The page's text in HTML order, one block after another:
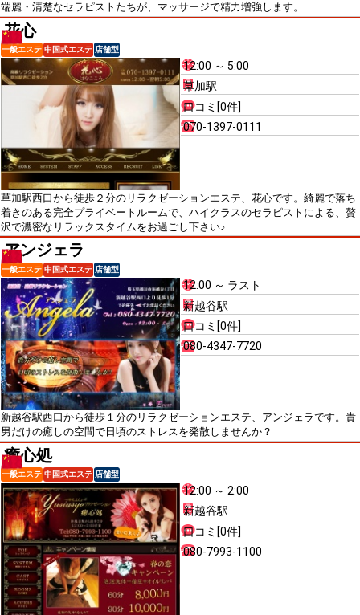
端麗・清楚なセラピストたちが、マッサージで精力増強します。
花心
一般エステ 中国式エステ 店舗型
12:00 ～ 5:00
草加駅
口コミ[0件]
070-1397-0111
草加駅西口から徒歩２分のリラクゼーションエステ、花心です。綺麗で落ち
着きのある完全プライベートルームで、ハイクラスのセラピストによる、贅
沢で濃密なリラックスタイムをお過ごし下さい♪
アンジェラ
一般エステ 中国式エステ 店舗型
12:00 ～ ラスト
新越谷駅
口コミ[0件]
080-4347-7720
新越谷駅西口から徒歩１分のリラクゼーションエステ、アンジェラです。貴
男だけの癒しの空間で日頃のストレスを発散しませんか？
癒心処
一般エステ 中国式エステ 店舗型
12:00 ～ 2:00
新越谷駅
口コミ[0件]
080-7993-1100